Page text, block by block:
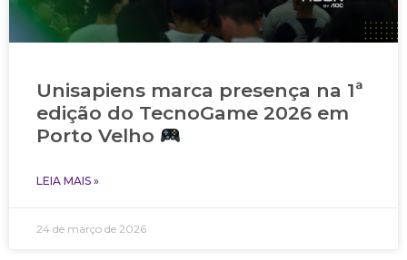
Unisapiens marca presença na 1ª
edição do TecnoGame 2026 em
Porto Velho
LEIA MAIS »
24 de março de 2026